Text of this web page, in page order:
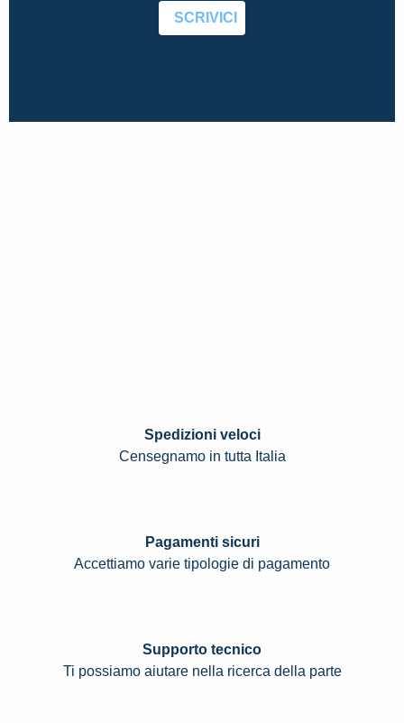
SCRIVICI
Spedizioni veloci
Censegnamo in tutta Italia
Pagamenti sicuri
Accettiamo varie tipologie di pagamento
Supporto tecnico
Ti possiamo aiutare nella ricerca della parte